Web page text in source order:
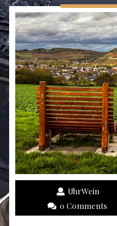
UhrWein
0 Comments